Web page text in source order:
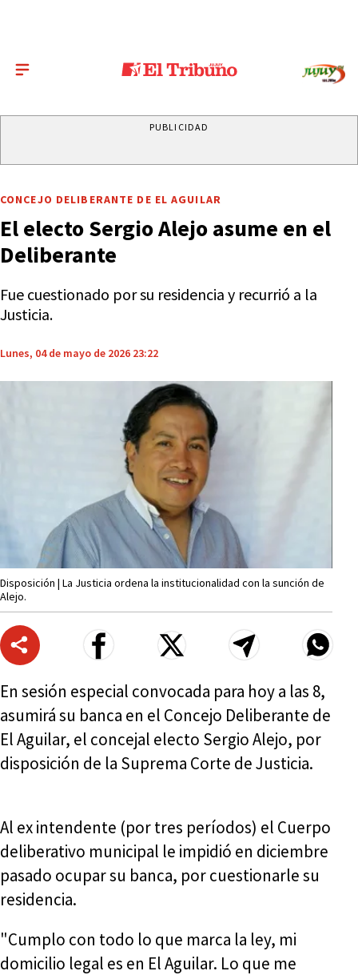
PUBLICIDAD
CONCEJO DELIBERANTE DE EL AGUILAR
El electo Sergio Alejo asume en el
Deliberante
Fue cuestionado por su residencia y recurrió a la
Justicia.
Lunes, 04 de mayo de 2026 23:22
Disposición | La Justicia ordena la institucionalidad con la sunción de
Alejo.
En sesión especial convocada para hoy a las 8,
asumirá su banca en el Concejo Deliberante de
El Aguilar, el concejal electo Sergio Alejo, por
disposición de la Suprema Corte de Justicia.
Al ex intendente (por tres períodos) el Cuerpo
deliberativo municipal le impidió en diciembre
pasado ocupar su banca, por cuestionarle su
residencia.
"Cumplo con todo lo que marca la ley, mi
domicilio legal es en El Aguilar. Lo que me